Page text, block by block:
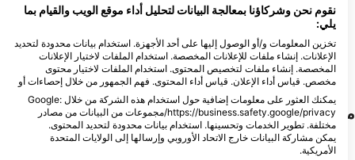
Arrecifal Dive Center
Calle La Orchilla 30, 38917 La
Restinga, IC - إسبانيا
MERIDIANO -0-
19 Calle de la Orchilla, 38917 La
Restinga, IC - إسبانيا
مواقع الغوص القريبة
نقوم نحن وشركاؤنا بمعالجة البيانات لتحليل أداء موقع الويب والقيام بما
يلي:
تخزين المعلومات و/أو الوصول إليها على أحد الأجهزة. استخدام بيانات محدودة لتحديد
الإعلانات. إنشاء ملفات للإعلانات المخصصة. استخدام الملفات لاختيار الإعلانات
المخصصة. إنشاء ملفات لتخصيص المحتوى. استخدام الملفات لاختيار محتوى
مخصص. قياس أداء الإعلان. قياس أداء المحتوى. فهم الجمهور من خلال إحصاءات أو
يمكنك العثور على معلومات إضافية حول استخدام هذه الشركة من خلال Google:
https://business.safety.google/privacy/مجموعات من البيانات من مصادر
مختلفة. تطوير الخدمات وتحسينها. استخدام بيانات محدودة لتحديد المحتوى.
يمكن مشاركة البيانات خارج الاتحاد الأوروبي وإرسالها إلى الولايات المتحدة
الأمريكية.